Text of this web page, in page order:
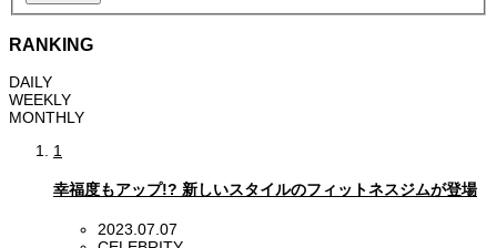
RANKING
DAILY
WEEKLY
MONTHLY
1
幸福度もアップ!? 新しいスタイルのフィットネスジムが登場
2023.07.07